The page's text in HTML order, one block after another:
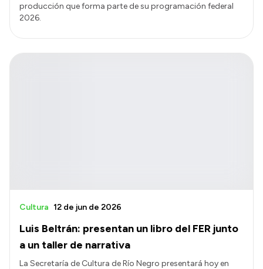
producción que forma parte de su programación federal
2026.
Luis Beltrán: presentan un libro del FER junto
a un taller de narrativa
Cultura 12 de jun de 2026
La Secretaría de Cultura de Río Negro presentará hoy en